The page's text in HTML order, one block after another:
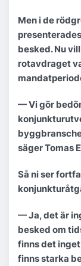
Men i de
besked. Nu
rotavdraget
— Vi gör
säger Tomas
Så ni ser
— Ja, det är
besked om
finns det
finns starka